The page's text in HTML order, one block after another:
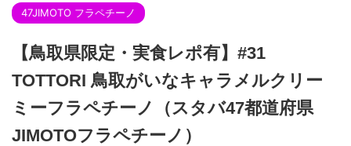
47JIMOTO フラペチーノ
【鳥取県限定・実食レポ有】#31
TOTTORI 鳥取がいなキャラメルクリー
ミーフラペチーノ（スタバ47都道府県
JIMOTOフラペチーノ）